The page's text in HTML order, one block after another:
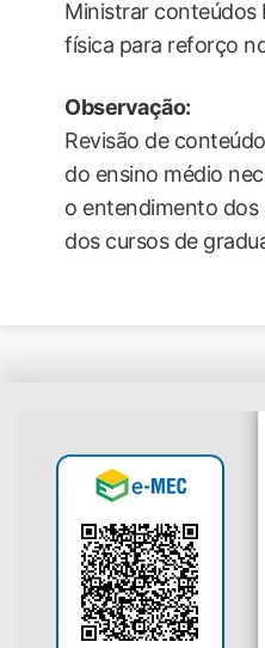
Ministrar conteúdos
física para reforço
Observação:
Revisão de
do ensino médio
o entendimento dos
dos cursos de